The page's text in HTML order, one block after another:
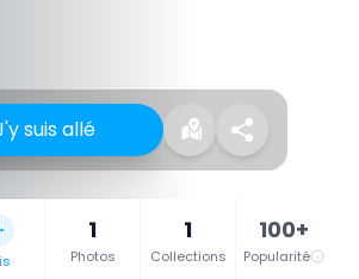
suis allé
1
Photos
1
Collections
100+
Popularité